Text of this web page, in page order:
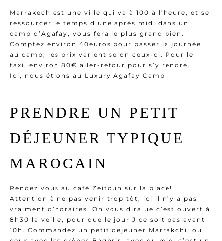
Marrakech est une ville qui va à 100 à l’heure, et se
ressourcer le temps d’une après midi dans un
camp d’Agafay, vous fera le plus grand bien.
Comptez environ 40euros pour passer la journée
au camp, les prix varient selon ceux-ci. Pour le
taxi, environ 80€ aller-retour pour s’y rendre.
Ici, nous étions au Luxury Agafay Camp
PRENDRE UN PETIT
DÉJEUNER TYPIQUE
MAROCAIN
Rendez vous au café Zeitoun sur la place!
Attention à ne pas venir trop tôt, ici il n’y a pas
vraiment d’horaires. On vous dira ue c’est ouvert à
8h30 la veille, pour que le jour J ce soit pas avant
10h. Commandez un petit dejeuner Marrakchi, ou